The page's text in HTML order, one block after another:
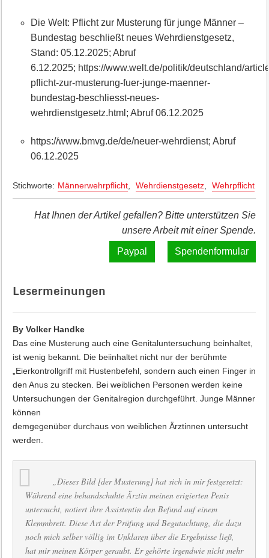
Die Welt: Pflicht zur Musterung für junge Männer –
Bundestag beschließt neues Wehrdienstgesetz,
Stand: 05.12.2025; Abruf
6.12.2025; https://www.welt.de/politik/deutschland/
pflicht-zur-musterung-fuer-junge-maenner-
bundestag-beschliesst-neues-
wehrdienstgesetz.html; Abruf 06.12.2025
https://www.bmvg.de/de/neuer-wehrdienst; Abruf
06.12.2025
Stichworte: Männerwehrpflicht, Wehrdienstgesetz, Wehrpflicht
Hat Ihnen der Artikel gefallen? Bitte unterstützen Sie
unsere Arbeit mit einer Spende.
Spendenformular
Lesermeinungen
By Volker Handke
Das eine Musterung auch eine Genitaluntersuchung beinhaltet,
ist wenig bekannt. Die beiinhaltet nicht nur der berühmte
„Eierkontrollgriff mit Hustenbefehl, sondern auch einen Finger in
den Anus zu stecken. Bei weiblichen Personen werden keine
Untersuchungen der Genitalregion durchgeführt. Junge Männer
können
demgegenüber durchaus von weiblichen Ärztinnen untersucht
werden.
„Dieses Bild [der Musterung] hat sich in mir festgesetzt:
Während eine behandschuhte Ärztin meinen erigierten Penis
untersucht, notiert ihre Assistentin den Befund auf einem
Klemmbrett. Diese Art der Prüfung und Begutachtung, die dazu
noch mich selber völlig im Unklaren über die Ergebnisse ließ,
hat mir meinen Körper geraubt. Er gehörte irgendwie nicht mehr